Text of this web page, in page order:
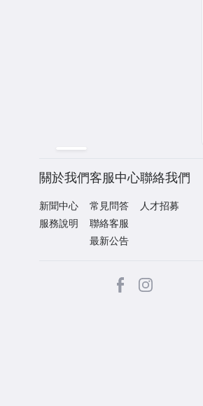
關於我們
新聞中心
服務說明
客服中心
常見問答
聯絡客服
最新公告
聯絡我們
人才招募
facebook